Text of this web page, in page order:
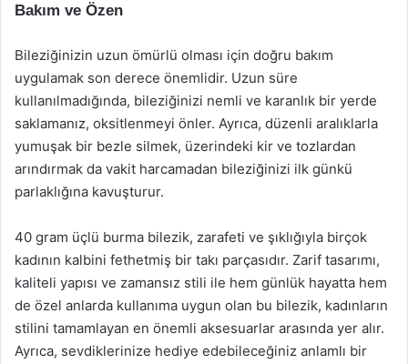
Bakım ve Özen
Bileziğinizin uzun ömürlü olması için doğru bakım
uygulamak son derece önemlidir. Uzun süre
kullanılmadığında, bileziğinizi nemli ve karanlık bir yerde
saklamanız, oksitlenmeyi önler. Ayrıca, düzenli aralıklarla
yumuşak bir bezle silmek, üzerindeki kir ve tozlardan
arındırmak da vakit harcamadan bileziğinizi ilk günkü
parlaklığına kavuşturur.
40 gram üçlü burma bilezik, zarafeti ve şıklığıyla birçok
kadının kalbini fethetmiş bir takı parçasıdır. Zarif tasarımı,
kaliteli yapısı ve zamansız stili ile hem günlük hayatta hem
de özel anlarda kullanıma uygun olan bu bilezik, kadınların
stilini tamamlayan en önemli aksesuarlar arasında yer alır.
Ayrıca, sevdiklerinize hediye edebileceğiniz anlamlı bir